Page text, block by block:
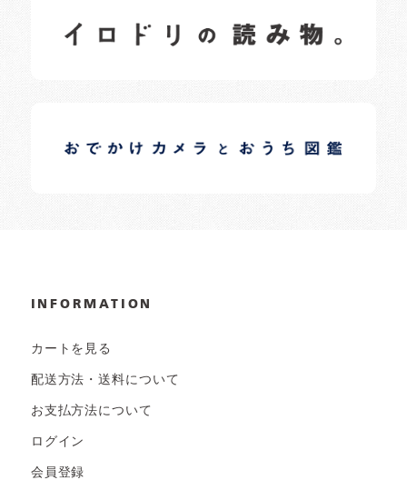
日常の様子など随時更新中です。
日常の様子など随時更新中です。
INFORMATION
カートを見る
配送方法・送料について
お支払方法について
ログイン
会員登録